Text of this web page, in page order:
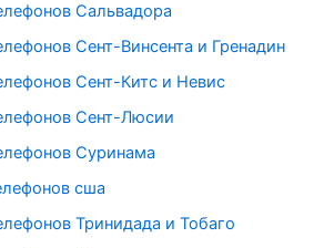
Сальвадора
Сент-Винсента и Гренадин
Сент-Китс и Невис
Сент-Люсии
Суринама
сша
Тринидада и Тобаго